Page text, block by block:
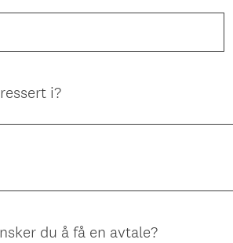
i?
du å få en avtale?